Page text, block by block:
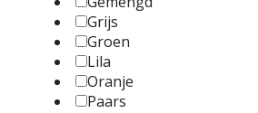
Grijs
Groen
Lila
Oranje
Paars